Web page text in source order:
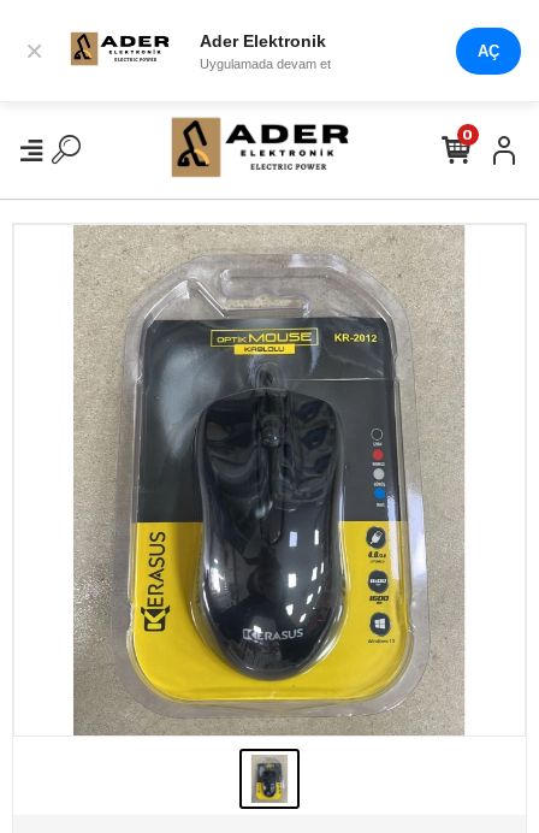
× Ader Elektronik
Uygulamada devam et
AÇ
0